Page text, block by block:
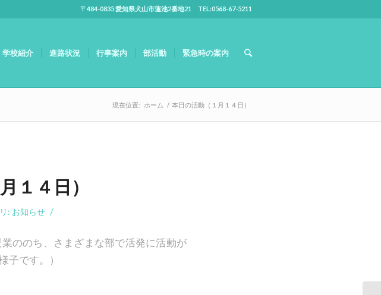
〒484-0835 愛知県犬山市蓮池2番地21 TEL:0568-67-5211
学校紹介 進路状況 行事案内 部活動 緊急時の案内
現在位置: ホーム / 本日の活動（１月１４日）
１４日）
: お知らせ /
ののち、さまざまな部で活発に活動が
子です。）